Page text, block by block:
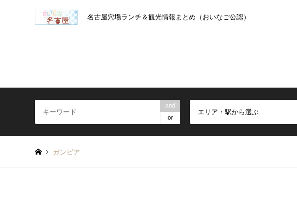
名古屋穴場ランチ＆観光情報まとめ（おいなご公認）
and
or
エリア・駅から選ぶ
ガンビア